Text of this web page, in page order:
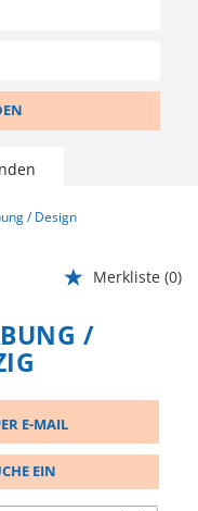
/ Design
Merkliste (0)
/
E-MAIL
EIN